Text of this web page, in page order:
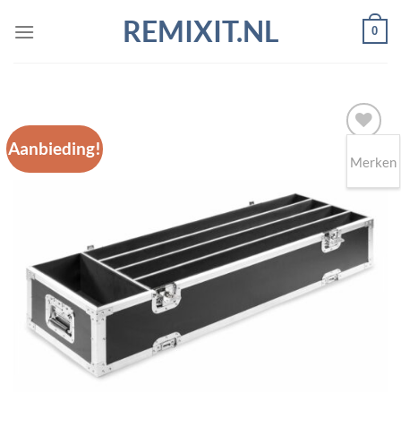
naar
REMIXIT.NL 0
Aanbieding!
Toevoegen
wenslijst
Merken